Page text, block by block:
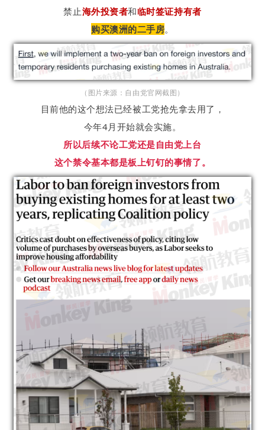
禁止海外投资者和临时签证持有者
购买澳洲的二手房。
（图片来源：自由党官网截图）
目前他的这个想法已经被工党抢先拿去用了，
今年4月开始就会实施。
所以后续不论工党还是自由党上台
这个禁令基本都是板上钉钉的事情了。